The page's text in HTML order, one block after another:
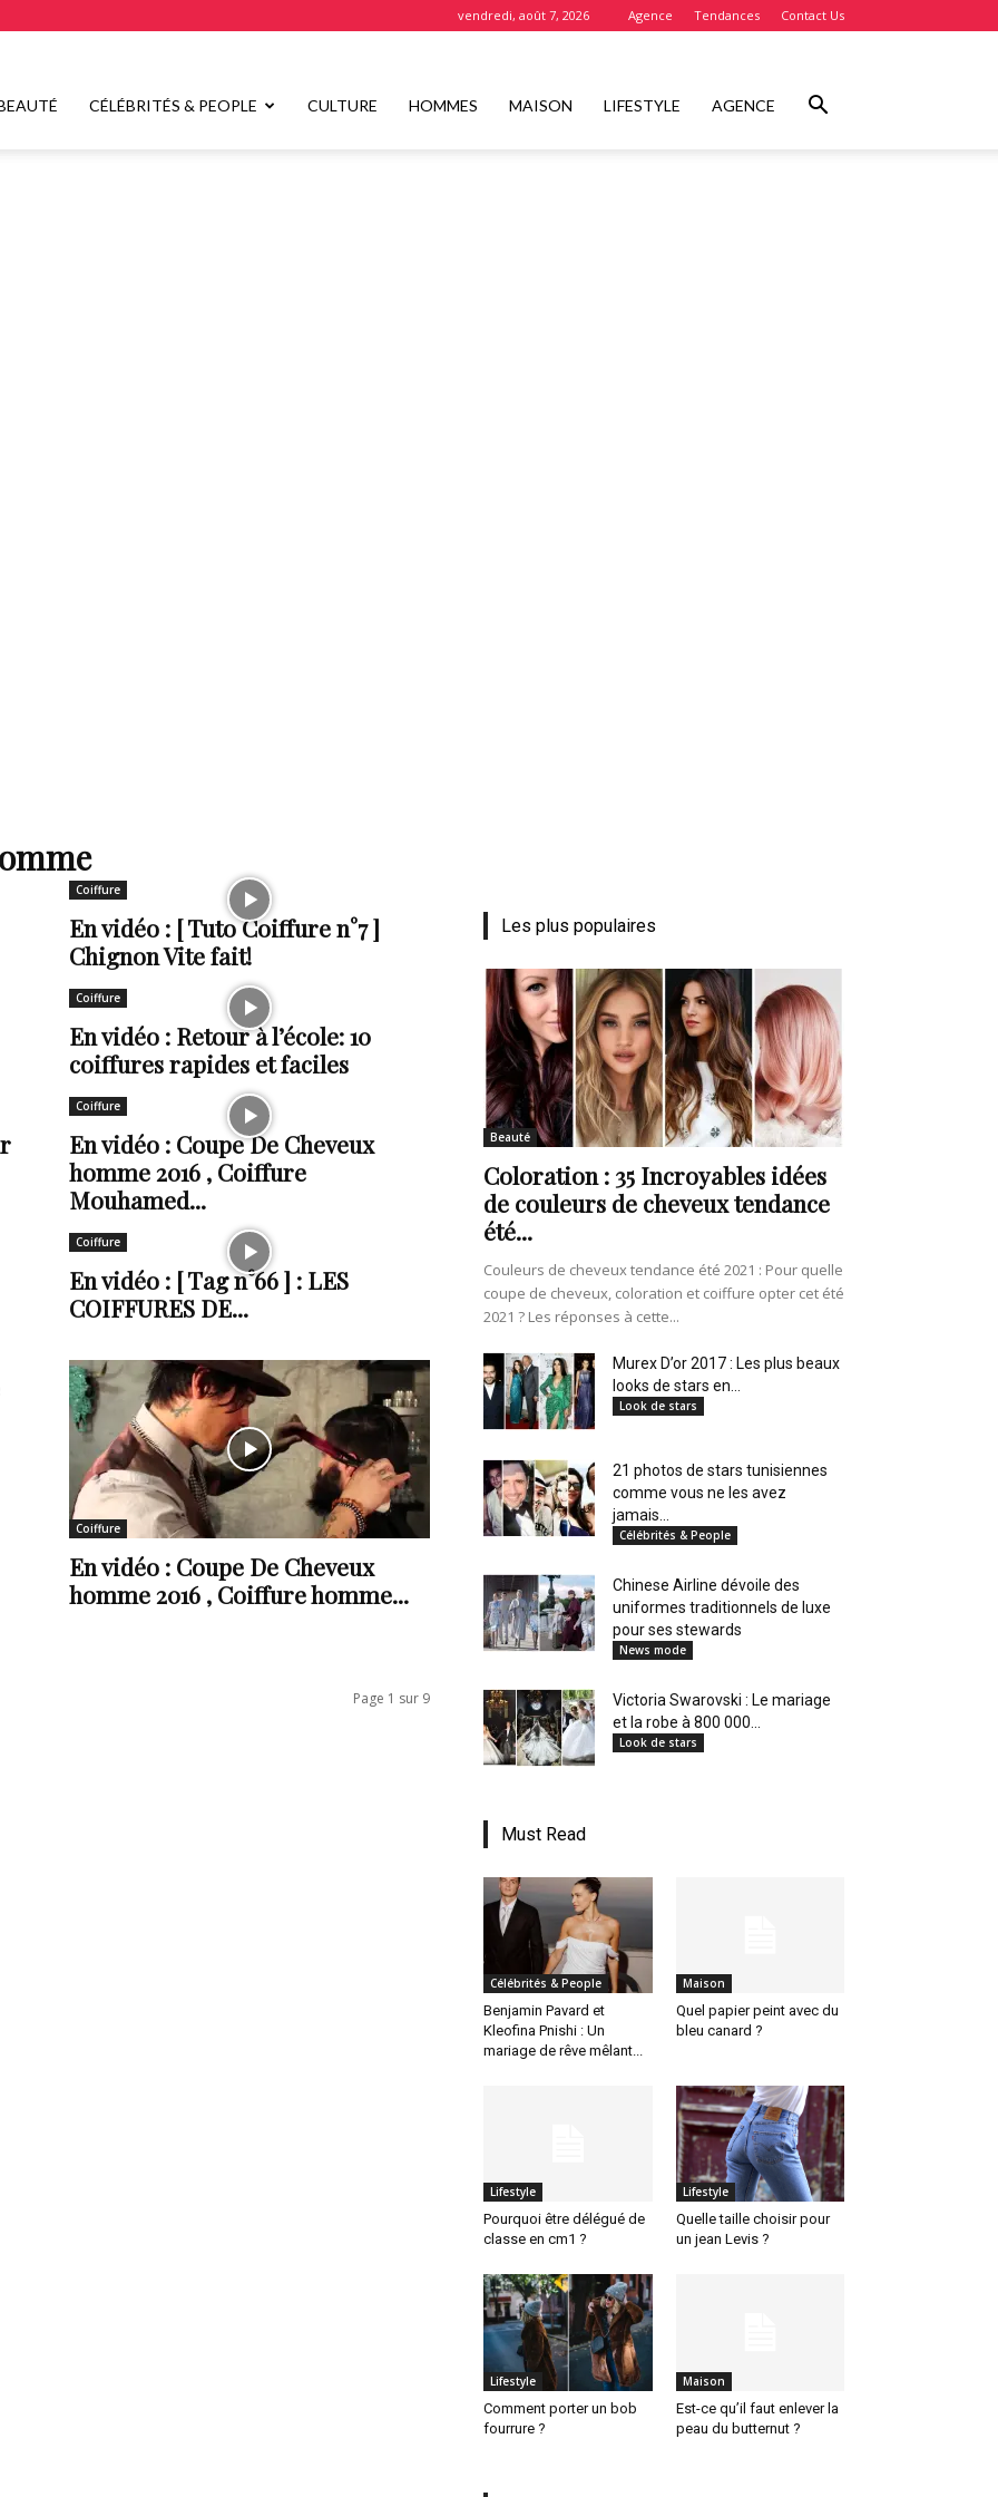
vendredi, août 7, 2026 Agence Tendances Contact Us
CÉLÉBRITÉS & PEOPLE CULTURE HOMMES MAISON LIFESTYLE AGENCE
Coiffure
En vidéo : [ Tuto Coiffure n°7 ]
Chignon Vite fait!
Coiffure
En vidéo : Retour à l’école: 10
coiffures rapides et faciles
Coiffure
En vidéo : Coupe De Cheveux
homme 2016 , Coiffure
Mouhamed...
Coiffure
En vidéo : [ Tag n°66 ] : LES
COIFFURES DE...
Coiffure
En vidéo : Coupe De Cheveux
homme 2016 , Coiffure homme...
Page 1 sur 9
Les plus populaires
Beauté
Coloration : 35 Incroyables idées
de couleurs de cheveux tendance
été...
Couleurs de cheveux tendance été 2021 : Pour quelle
coupe de cheveux, coloration et coiffure opter cet été
2021 ? Les réponses à cette...
Murex D’or 2017 : Les plus beaux
looks de stars en...
Look de stars
21 photos de stars tunisiennes
comme vous ne les avez
jamais...
Célébrités & People
Chinese Airline dévoile des
uniformes traditionnels de luxe
pour ses stewards
News mode
Victoria Swarovski : Le mariage
et la robe à 800 000...
Look de stars
Must Read
Célébrités & People
Benjamin Pavard et
Kleofina Pnishi : Un
mariage de rêve mêlant...
Maison
Quel papier peint avec du
bleu canard ?
Lifestyle
Pourquoi être délégué de
classe en cm1 ?
Lifestyle
Quelle taille choisir pour
un jean Levis ?
Lifestyle
Comment porter un bob
fourrure ?
Maison
Est-ce qu’il faut enlever la
peau du butternut ?